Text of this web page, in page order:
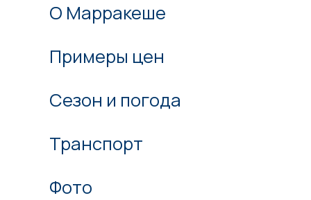
О Марракеше
Примеры цен
Сезон и погода
Транспорт
Фото